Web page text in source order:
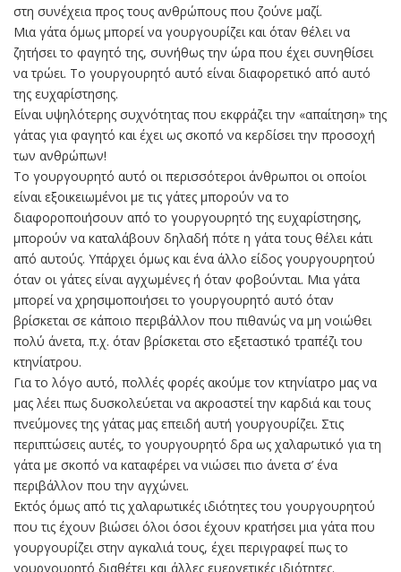
στη συνέχεια προς τους ανθρώπους που ζούνε μαζί.
Μια γάτα όμως μπορεί να γουργουρίζει και όταν θέλει να
ζητήσει το φαγητό της, συνήθως την ώρα που έχει συνηθίσει
να τρώει. Το γουργουρητό αυτό είναι διαφορετικό από αυτό
της ευχαρίστησης.
Είναι υψηλότερης συχνότητας που εκφράζει την «απαίτηση» της
γάτας για φαγητό και έχει ως σκοπό να κερδίσει την προσοχή
των ανθρώπων!
Το γουργουρητό αυτό οι περισσότεροι άνθρωποι οι οποίοι
είναι εξοικειωμένοι με τις γάτες μπορούν να το
διαφοροποιήσουν από το γουργουρητό της ευχαρίστησης,
μπορούν να καταλάβουν δηλαδή πότε η γάτα τους θέλει κάτι
από αυτούς. Υπάρχει όμως και ένα άλλο είδος γουργουρητού
όταν οι γάτες είναι αγχωμένες ή όταν φοβούνται. Μια γάτα
μπορεί να χρησιμοποιήσει το γουργουρητό αυτό όταν
βρίσκεται σε κάποιο περιβάλλον που πιθανώς να μη νοιώθει
πολύ άνετα, π.χ. όταν βρίσκεται στο εξεταστικό τραπέζι του
κτηνίατρου.
Για το λόγο αυτό, πολλές φορές ακούμε τον κτηνίατρο μας να
μας λέει πως δυσκολεύεται να ακροαστεί την καρδιά και τους
πνεύμονες της γάτας μας επειδή αυτή γουργουρίζει. Στις
περιπτώσεις αυτές, το γουργουρητό δρα ως χαλαρωτικό για τη
γάτα με σκοπό να καταφέρει να νιώσει πιο άνετα σ’ ένα
περιβάλλον που την αγχώνει.
Εκτός όμως από τις χαλαρωτικές ιδιότητες του γουργουρητού
που τις έχουν βιώσει όλοι όσοι έχουν κρατήσει μια γάτα που
γουργουρίζει στην αγκαλιά τους, έχει περιγραφεί πως το
γουργουρητό διαθέτει και άλλες ευεργετικές ιδιότητες.